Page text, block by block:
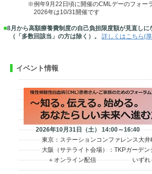
※例年9月22日頃に開催のCMLデーのフォー
2026年は10/31開催です
■8月から高額療養費制度の自己負担限度額が見直しに
（「多数回該当」の方は除く）。
詳しくはこちら(厚
イベント情報
2026年10月31日（土） 14:00～16:40
東京：ステーションコンファレンス大井
大阪（サテライト会場）：TKPガーデン
＋オンライン配信 いずれも